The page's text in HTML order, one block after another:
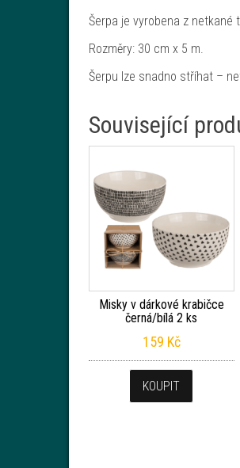
Šerpa je vyrobena z netkané
Rozměry: 30 cm x 5 m.
Šerpu lze snadno stříhat –
Související
Misky v dárkové krabičce
černá/bílá 2 ks
159 Kč
KOUPIT